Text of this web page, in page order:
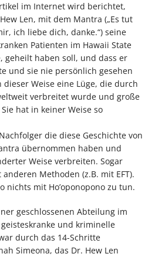
im Internet wird berichtet,
Len, mit dem Mantra („Es tut
ich liebe dich, danke.“) seine
Patienten im Hawaii State
geheilt haben soll, und dass er
und sie nie persönlich gesehen
dieser Weise eine Lüge, die durch
verbreitet wurde und große
hat in keiner Weise so
die diese Geschichte von
übernommen haben und
Weise verbreiten. Sogar
Methoden (z.B. mit EFT).
nichts mit Ho’oponopono zu tun.
geschlossenen Abteilung im
und kriminelle
durch das 14-Schritte
Simeona, das Dr. Hew Len